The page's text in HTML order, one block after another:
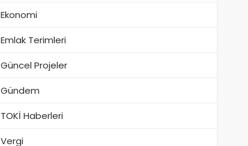
Ekonomi
Emlak Terimleri
Güncel Projeler
Gündem
TOKİ Haberleri
Vergi